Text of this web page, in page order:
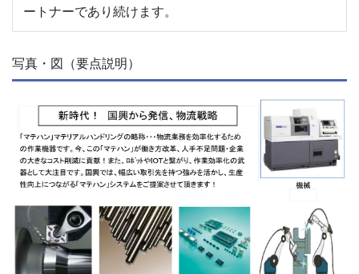
ートナーであり続けます。
写真・図（要点説明）